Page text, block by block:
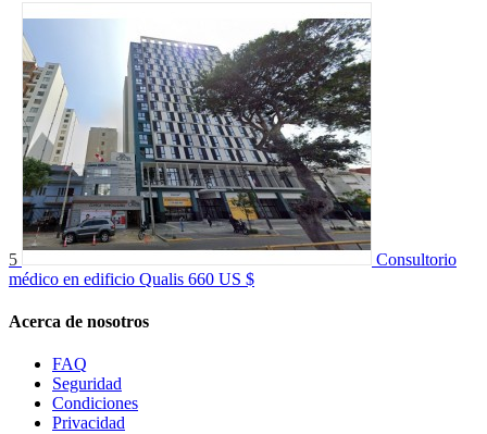
5
Consultorio
médico en edificio Qualis 660 US $
Acerca de nosotros
FAQ
Seguridad
Condiciones
Privacidad